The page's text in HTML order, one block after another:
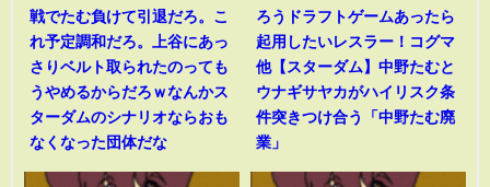
戦でたむ負けて引退だろ。こ
れ予定調和だろ。上谷にあっ
さりベルト取られたのっても
うやめるからだろｗなんかス
ターダムのシナリオならおも
なくなった団体だな
ろうドラフトゲームあったら
起用したいレスラー！コグマ
他【スターダム】中野たむと
ウナギサヤカがハイリスク条
件突きつけ合う「中野たむ廃
業」